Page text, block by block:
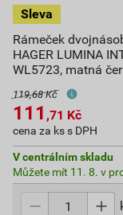
Rámeček
HAGER LUMINA
WL5723, matná
119,68 Kč
111 ,71 Kč
cena za ks s DPH
V centrálním skladu
Můžete mít 11. 8. v